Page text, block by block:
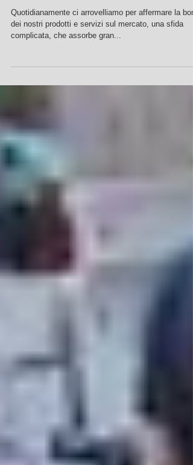
imbattibile? …questo è
gratis!
complicata, che assorbe gran...